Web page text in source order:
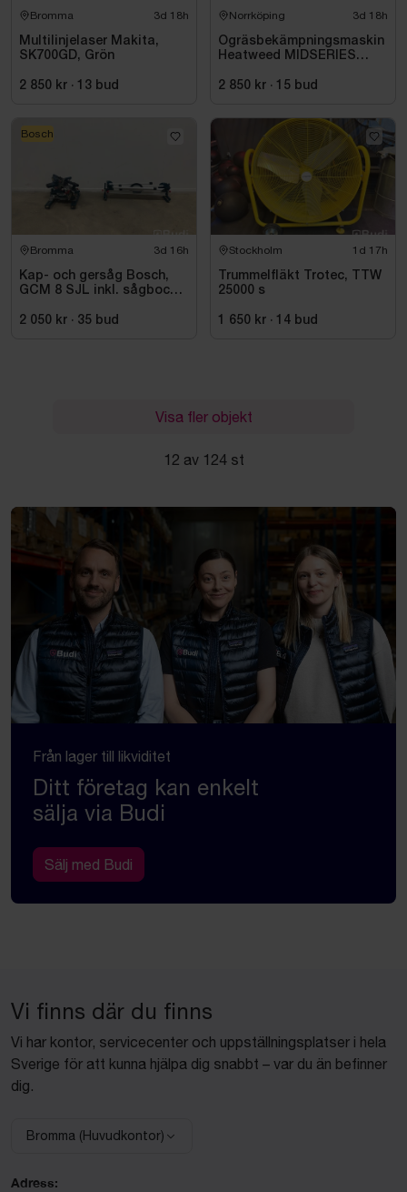
Bromma 3d 18h
Multilinjelaser Makita,
SK700GD, Grön
2 850 kr · 13 bud
Norrköping 3d 18h
Ogräsbekämpningsmaskin
Heatweed MIDSERIES
2 850 kr · 15 bud
Bromma 3d 16h
Kap- och gersåg Bosch,
GCM 8 SJL inkl. sågbock
2 050 kr · 35 bud
Bosch
Stockholm 1d 17h
Trummelfläkt Trotec, TTW
25000 s
1 650 kr · 14 bud
Visa fler objekt
12 av 124 st
Från lager till likviditet
Ditt företag kan enkelt
sälja via Budi
Sälj med Budi
Vi finns där du finns
Vi har kontor, servicecenter och uppställningsplatser i hela
Sverige för att kunna hjälpa dig snabbt – var du än befinner
dig.
Välj anläggning:
Bromma (Huvudkontor)
Adress: